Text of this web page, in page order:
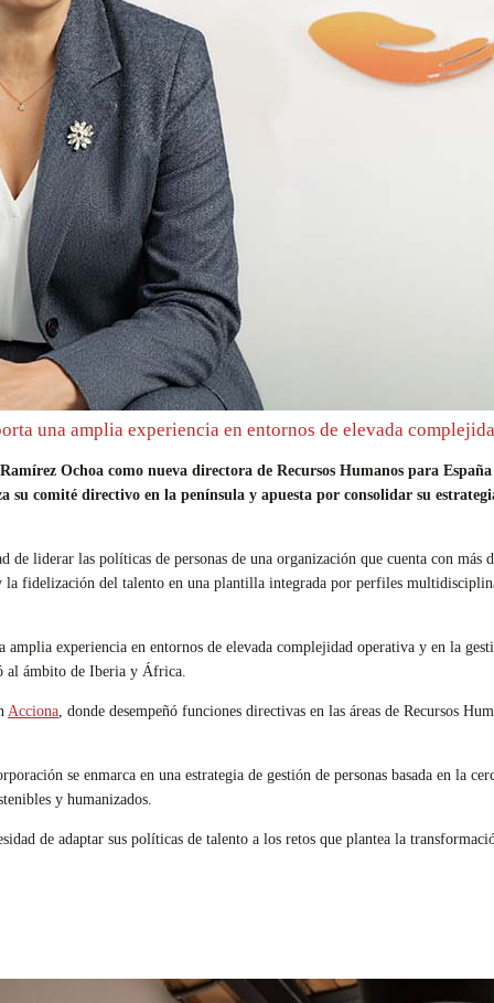
una amplia experiencia en entornos de elevada
Ochoa como nueva directora de Recursos Humanos para
comité directivo en la península y apuesta por consolidar su
de liderar las políticas de personas de una organización que cuenta con
fidelización del talento en una plantilla integrada por perfiles
experiencia en entornos de elevada complejidad operativa y en la
al ámbito de Iberia y África.
Acciona , donde desempeñó funciones directivas en las áreas de Recursos
se enmarca en una estrategia de gestión de personas basada en
y humanizados.
de adaptar sus políticas de talento a los retos que plantea la